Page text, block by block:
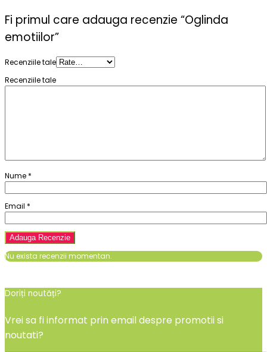
Fi primul care adauga recenzie “Oglinda
emotiilor”
Recenziile tale
Recenziile tale
Nume *
Email *
Nu exista recenzii momentan.
Doriți noutăți?
Vrei sa fi informat prin email despre promotii si
noutati?